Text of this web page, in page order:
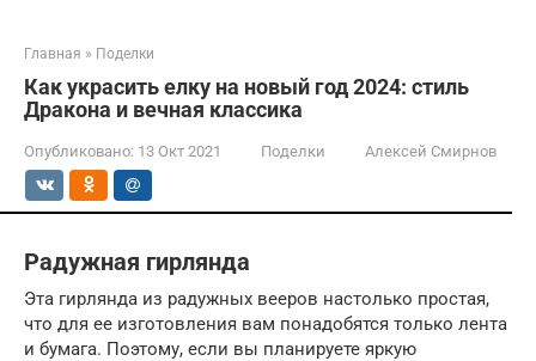
Главная » Поделки
Как украсить елку на новый год 2024: стиль
Дракона и вечная классика
Опубликовано: 13 Окт 2021 Поделки Алексей Смирнов
Радужная гирлянда
Эта гирлянда из радужных вееров настолько простая,
что для ее изготовления вам понадобятся только лента
и бумага. Поэтому, если вы планируете яркую